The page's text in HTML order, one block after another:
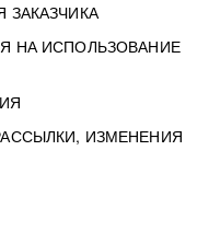
ЗАКАЗЧИКА
НА ИСПОЛЬЗОВАНИЕ
ИЗМЕНЕНИЯ